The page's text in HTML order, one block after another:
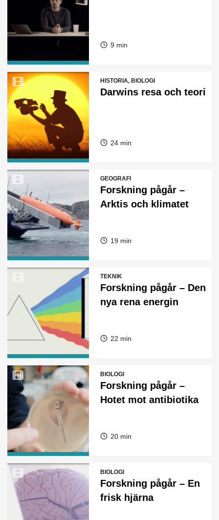
9 min
HISTORIA, BIOLOGI
Darwins resa och teori
24 min
GEOGRAFI
Forskning pågår –
Arktis och klimatet
19 min
TEKNIK
Forskning pågår – Den
nya rena energin
22 min
BIOLOGI
Forskning pågår –
Hotet mot antibiotika
20 min
BIOLOGI
Forskning pågår – En
frisk hjärna